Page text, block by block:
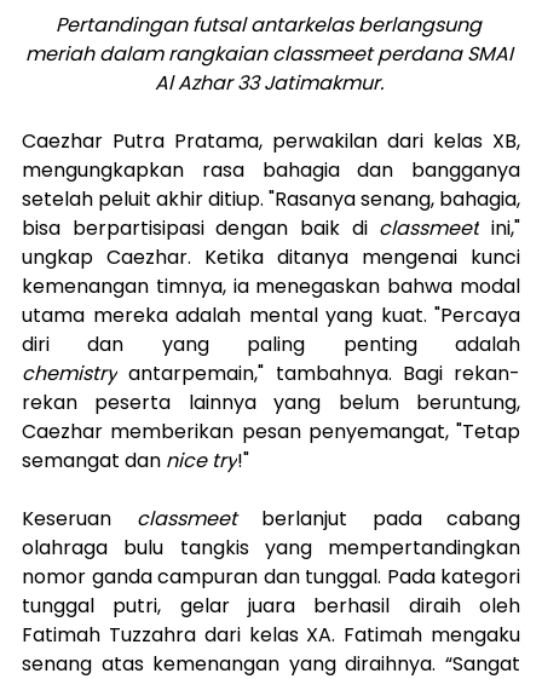
Pertandingan futsal antarkelas berlangsung
meriah dalam rangkaian classmeet perdana SMAI
Al Azhar 33 Jatimakmur.
Caezhar Putra Pratama, perwakilan dari kelas XB,
mengungkapkan rasa bahagia dan bangganya
setelah peluit akhir ditiup. "Rasanya senang, bahagia,
bisa berpartisipasi dengan baik di classmeet ini,"
ungkap Caezhar. Ketika ditanya mengenai kunci
kemenangan timnya, ia menegaskan bahwa modal
utama mereka adalah mental yang kuat. "Percaya
chemistry antarpemain," tambahnya. Bagi rekan-
rekan peserta lainnya yang belum beruntung,
Caezhar memberikan pesan penyemangat, "Tetap
semangat dan nice try!"
Keseruan classmeet berlanjut pada cabang
olahraga bulu tangkis yang mempertandingkan
nomor ganda campuran dan tunggal. Pada kategori
tunggal putri, gelar juara berhasil diraih oleh
Fatimah Tuzzahra dari kelas XA. Fatimah mengaku
senang atas kemenangan yang diraihnya. “Sangat